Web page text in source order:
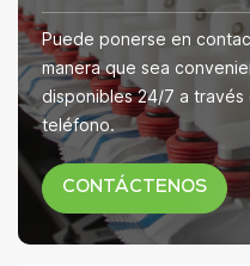
Puede ponerse en
manera que sea
disponibles 24/7 a
teléfono.
CONTÁCTENOS